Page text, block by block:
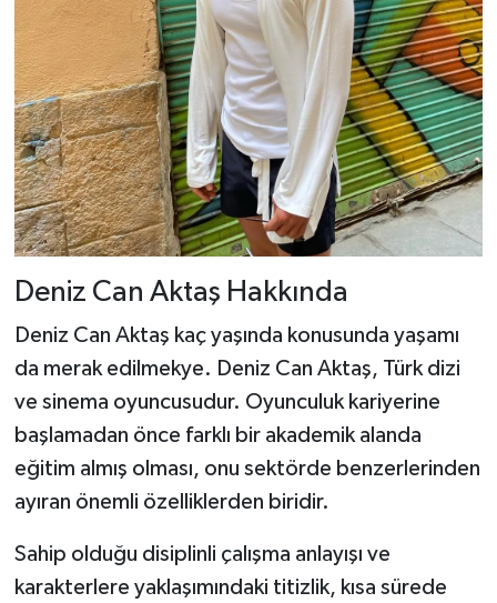
Deniz Can Aktaş Hakkında
Deniz Can Aktaş kaç yaşında konusunda yaşamı
da merak edilmekye. Deniz Can Aktaş, Türk dizi
ve sinema oyuncusudur. Oyunculuk kariyerine
başlamadan önce farklı bir akademik alanda
eğitim almış olması, onu sektörde benzerlerinden
ayıran önemli özelliklerden biridir.
Sahip olduğu disiplinli çalışma anlayışı ve
karakterlere yaklaşımındaki titizlik, kısa sürede